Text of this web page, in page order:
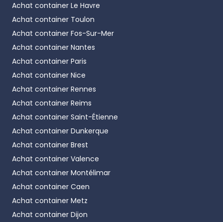
Achat container Le Havre
Achat container Toulon
Achat container Fos-Sur-Mer
Achat container Nantes
Achat container Paris
Achat container Nice
Achat container Rennes
Achat container Reims
Achat container Saint-Étienne
Achat container Dunkerque
Achat container Brest
Achat container Valence
Achat container Montélimar
Achat container Caen
Achat container Metz
Achat container Dijon